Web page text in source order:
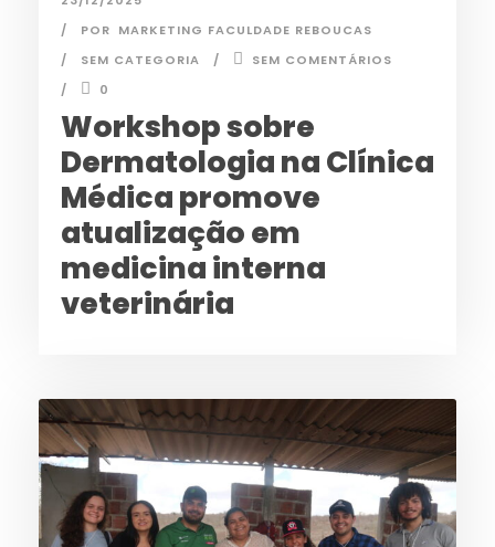
POR MARKETING FACULDADE REBOUCAS
SEM CATEGORIA
SEM COMENTÁRIOS
0
Workshop sobre
Dermatologia na Clínica
Médica promove
atualização em
medicina interna
veterinária